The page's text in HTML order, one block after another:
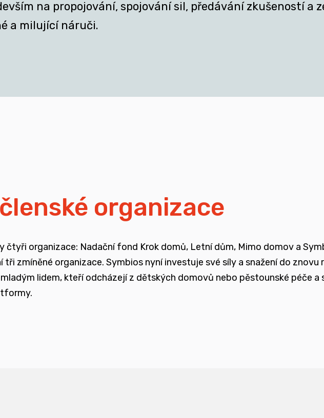
na propojování, spojování sil, předávání zkušeností a
a milující náruči.
debaty spojené se změnou systému péče o ohrožené děti
nejen u svých členů, ale také u odborné veřejnosti
dětmi
organizace
organizace: Nadační fond Krok domů, Letní dům, Mimo domov a
tři zmíněné organizace. Symbios nyní investuje své síly a snažení do
lidem, kteří odcházejí z dětských domovů nebo pěstounské péče